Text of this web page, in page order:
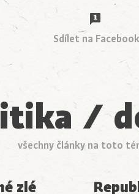
Sdílet na Facebook
/
všechny články na toto
zlé